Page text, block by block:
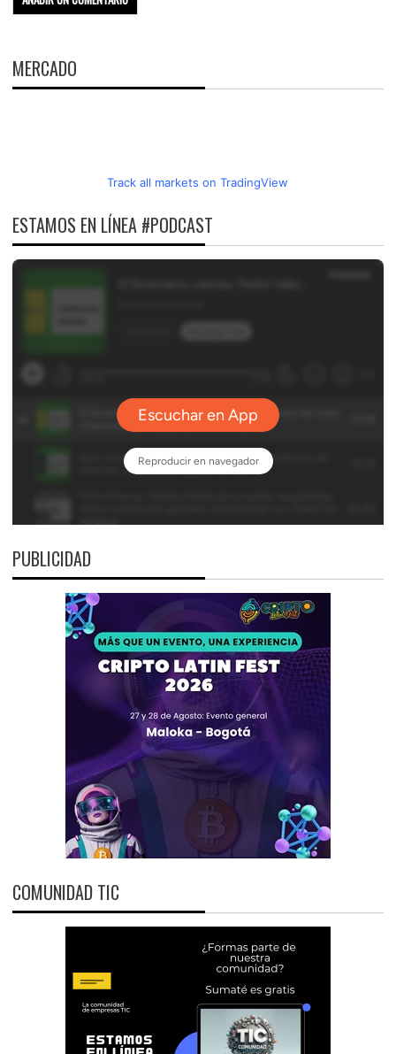
MERCADO
Track all markets on TradingView
ESTAMOS EN LÍNEA #PODCAST
PUBLICIDAD
COMUNIDAD TIC